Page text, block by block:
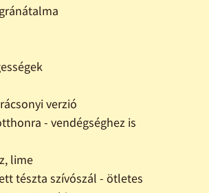
verzió
- vendégséghez is
lime
tészta szívószál - ötletes